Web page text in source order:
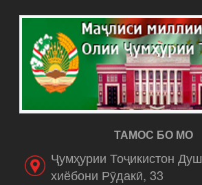
ТАМОС БО МО
Ҷумҳурии Тоҷикистон
хиёбони Рӯдакӣ, 33